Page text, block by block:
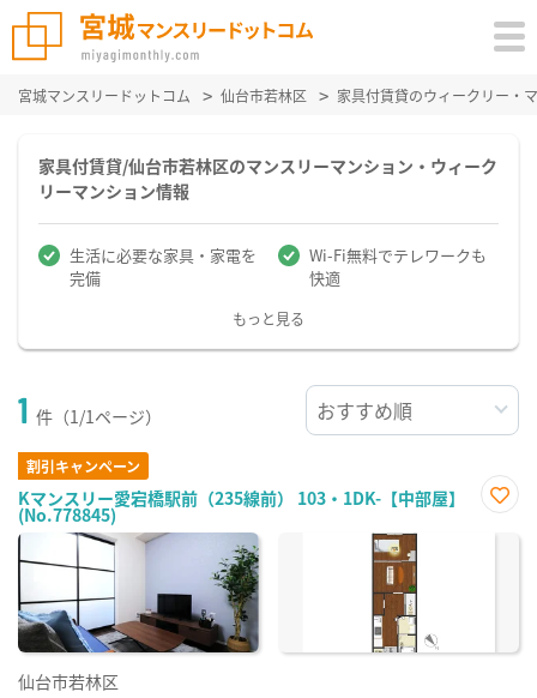
宮城マンスリードットコム 仙台市若林区 家具付賃貸のウィークリー・
家具付賃貸/仙台市若林区のマンスリーマンション・ウィーク
リーマンション情報
生活に必要な家具・家電を
完備
Wi-Fi無料でテレワークも
快適
もっと見る
1 件（1/1ページ）
割引キャンペーン
Kマンスリー愛宕橋駅前（235線前） 103・1DK-【中部屋】
(No.778845)
に入
仙台市若林区